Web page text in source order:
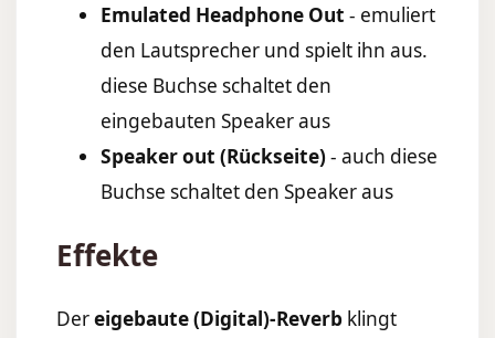
Emulated Headphone Out - emuliert
den Lautsprecher und spielt ihn aus.
diese Buchse schaltet den
eingebauten Speaker aus
Speaker out (Rückseite)- auch diese
Buchse schaltet den Speaker aus
Effekte
Dereigebaute (Digital)-Reverb klingt